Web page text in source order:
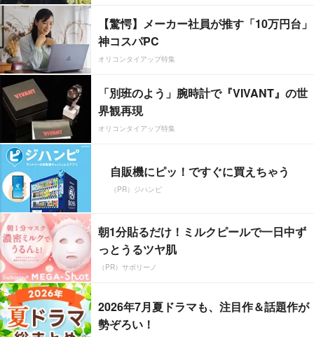
【驚愕】メーカー社員が推す「10万円台」
神コスパPC
オリコンタイアップ特集
「別班のよう」腕時計で『VIVANT』の世
界観再現
オリコンタイアップ特集
自販機にピッ！ですぐに買えちゃう
（PR）ジハンピ
朝1分貼るだけ！ミルクピールで一日中ず
っとうるツヤ肌
（PR）サボリーノ
2026年7月夏ドラマも、注目作＆話題作が
勢ぞろい！